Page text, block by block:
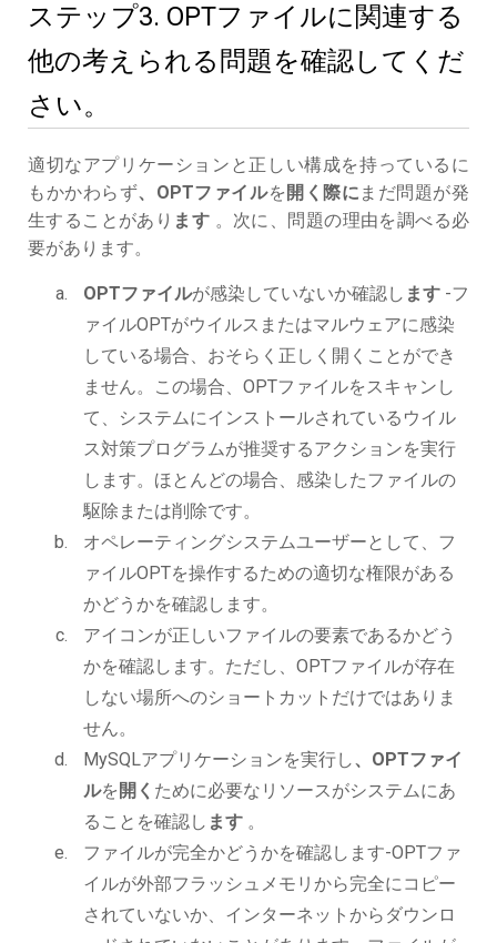
ステップ3. OPTファイルに関連する
他の考えられる問題を確認してくだ
さい。
適切なアプリケーションと正しい構成を持っているに
もかかわらず、OPTファイルを 開く際に まだ問題が発
生することがあり ます 。次に、問題の理由を調べる必
要があります。
OPTファイルが感染していないか確認し ます -フ
ァイルOPTがウイルスまたはマルウェアに感染
している場合、おそらく正しく開くことができ
ません。この場合、OPTファイルをスキャンし
て、システムにインストールされているウイル
ス対策プログラムが推奨するアクションを実行
します。ほとんどの場合、感染したファイルの
駆除または削除です。
オペレーティングシステムユーザーとして、フ
ァイルOPTを操作するための適切な権限がある
かどうかを確認します。
アイコンが正しいファイルの要素であるかどう
かを確認します。ただし、OPTファイルが存在
しない場所へのショートカットだけではありま
せん。
MySQLアプリケーションを実行し、OPTファイ
ルを 開く ために必要なリソースがシステムにあ
ることを確認し ます 。
ファイルが完全かどうかを確認します-OPTファ
イルが外部フラッシュメモリから完全にコピー
されていないか、インターネットからダウンロ